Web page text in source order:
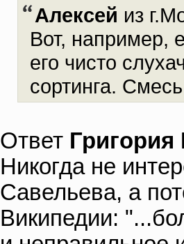
Алексей из
Вот, например,
его чисто
сортинга.
Ответ
Никогда не
Савельева, а
Википедии: